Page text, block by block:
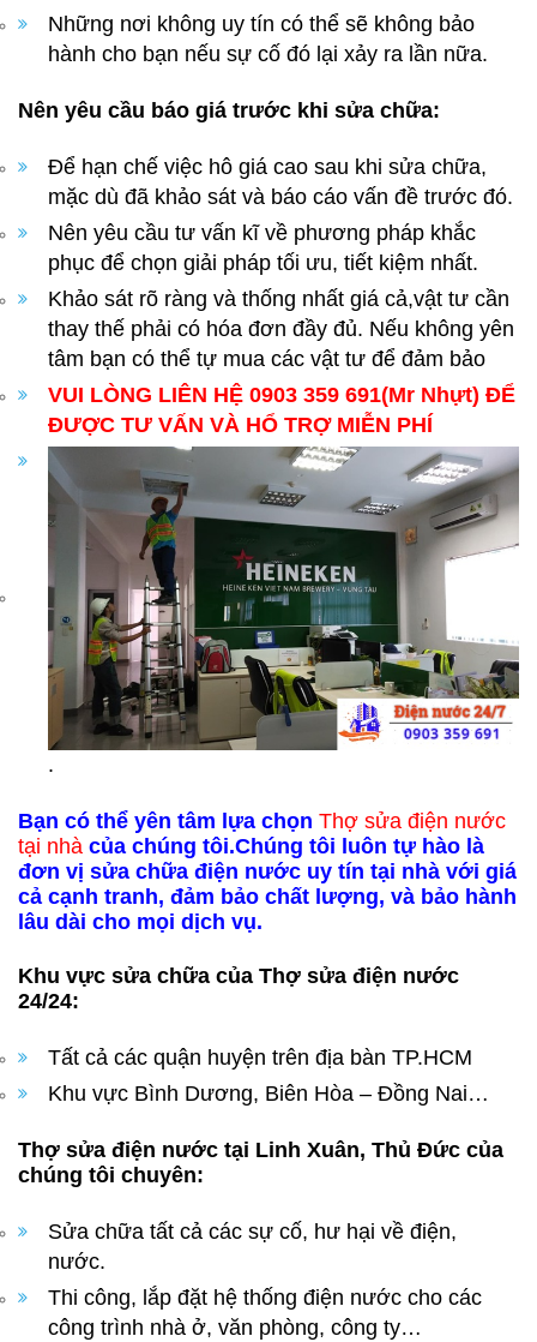
Những nơi không uy tín có thể sẽ không bảo
hành cho bạn nếu sự cố đó lại xảy ra lần nữa.
Nên yêu cầu báo giá trước khi sửa chữa:
Để hạn chế việc hô giá cao sau khi sửa chữa,
mặc dù đã khảo sát và báo cáo vấn đề trước đó.
Nên yêu cầu tư vấn kĩ về phương pháp khắc
phục để chọn giải pháp tối ưu, tiết kiệm nhất.
Khảo sát rõ ràng và thống nhất giá cả,vật tư cần
thay thế phải có hóa đơn đầy đủ. Nếu không yên
tâm bạn có thể tự mua các vật tư để đảm bảo
VUI LÒNG LIÊN HỆ 0903 359 691(Mr Nhựt) ĐỂ
ĐƯỢC TƯ VẤN VÀ HỔ TRỢ MIỄN PHÍ
.
Bạn có thể yên tâm lựa chọn Thợ sửa điện nước
tại nhà của chúng tôi.Chúng tôi luôn tự hào là
đơn vị sửa chữa điện nước uy tín tại nhà với giá
cả cạnh tranh, đảm bảo chất lượng, và bảo hành
lâu dài cho mọi dịch vụ.
Khu vực sửa chữa của Thợ sửa điện nước
24/24:
Tất cả các quận huyện trên địa bàn TP.HCM
Khu vực Bình Dương, Biên Hòa – Đồng Nai…
Thợ sửa điện nước tại Linh Xuân, Thủ Đức của
chúng tôi chuyên:
Sửa chữa tất cả các sự cố, hư hại về điện,
nước.
Thi công, lắp đặt hệ thống điện nước cho các
công trình nhà ở, văn phòng, công ty…